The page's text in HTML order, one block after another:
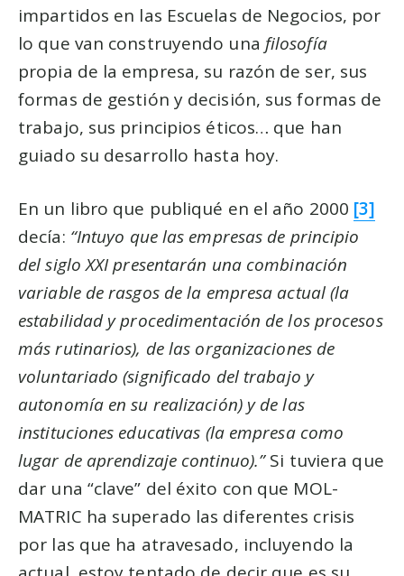
impartidos en las Escuelas de Negocios, por
lo que van construyendo una filosofía
propia de la empresa, su razón de ser, sus
formas de gestión y decisión, sus formas de
trabajo, sus principios éticos… que han
guiado su desarrollo hasta hoy.
En un libro que publiqué en el año 2000 [3]
decía: “Intuyo que las empresas de principio
del siglo XXI presentarán una combinación
variable de rasgos de la empresa actual (la
estabilidad y procedimentación de los procesos
más rutinarios), de las organizaciones de
voluntariado (significado del trabajo y
autonomía en su realización) y de las
instituciones educativas (la empresa como
lugar de aprendizaje continuo).”Si tuviera que
dar una “clave” del éxito con que MOL-
MATRIC ha superado las diferentes crisis
por las que ha atravesado, incluyendo la